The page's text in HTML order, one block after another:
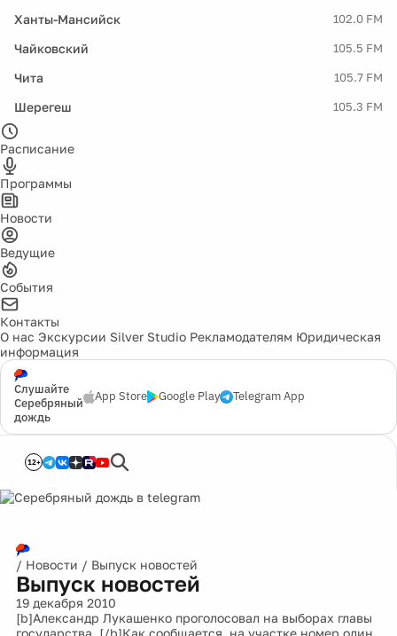
Ханты-Мансийск 102.0 FM
Чайковский 105.5 FM
Чита 105.7 FM
Шерегеш 105.3 FM
Расписание
Программы
Новости
Ведущие
События
Контакты
О нас Экскурсии Silver Studio Рекламодателям Юридическая
информация
Слушайте
Серебряный
дождь
App Store Google Play Telegram App
12+
/ Новости / Выпуск новостей
Выпуск новостей
19 декабря 2010
[b]Александр Лукашенко проголосовал на выборах главы